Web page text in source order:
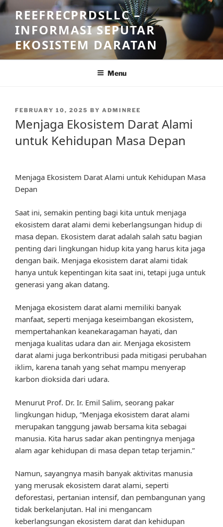
Skip
to
content
REEFRECPRDSLLC –
INFORMASI SEPUTAR
EKOSISTEM DARATAN
Menu
POSTED
FEBRUARY 10, 2025 BY ADMINREE
Menjaga Ekosistem Darat Alami
untuk Kehidupan Masa Depan
Menjaga Ekosistem Darat Alami untuk Kehidupan Masa
Depan
Saat ini, semakin penting bagi kita untuk menjaga
ekosistem darat alami demi keberlangsungan hidup di
masa depan. Ekosistem darat adalah salah satu bagian
penting dari lingkungan hidup kita yang harus kita jaga
dengan baik. Menjaga ekosistem darat alami tidak
hanya untuk kepentingan kita saat ini, tetapi juga untuk
generasi yang akan datang.
Menjaga ekosistem darat alami memiliki banyak
manfaat, seperti menjaga keseimbangan ekosistem,
mempertahankan keanekaragaman hayati, dan
menjaga kualitas udara dan air. Menjaga ekosistem
darat alami juga berkontribusi pada mitigasi perubahan
iklim, karena tanah yang sehat mampu menyerap
karbon dioksida dari udara.
Menurut Prof. Dr. Ir. Emil Salim, seorang pakar
lingkungan hidup, “Menjaga ekosistem darat alami
merupakan tanggung jawab bersama kita sebagai
manusia. Kita harus sadar akan pentingnya menjaga
alam agar kehidupan di masa depan tetap terjamin.”
Namun, sayangnya masih banyak aktivitas manusia
yang merusak ekosistem darat alami, seperti
deforestasi, pertanian intensif, dan pembangunan yang
tidak berkelanjutan. Hal ini mengancam
keberlangsungan ekosistem darat dan kehidupan